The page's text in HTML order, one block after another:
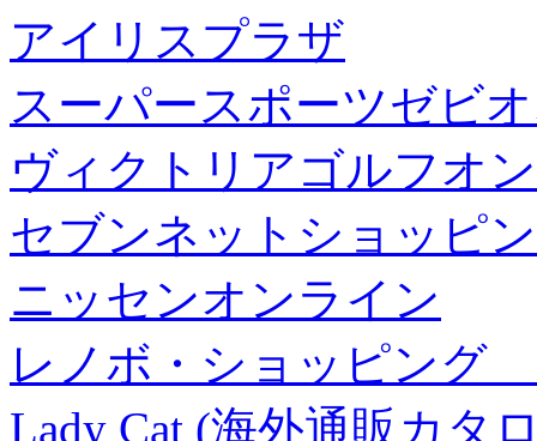
アイリスプラザ
スーパースポーツゼビ
ヴィクトリアゴルフオ
セブンネットショッピ
ニッセンオンライン
レノボ・ショッピング
Lady Cat (海外通販カタ